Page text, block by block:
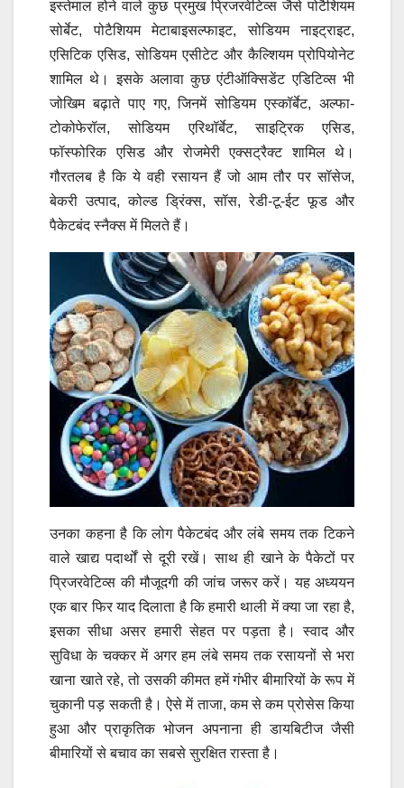
इस्तेमाल होने वाले कुछ प्रमुख प्रिजरवेटिव्स जैसे पोटैशियम
सोर्बेट, पोटैशियम मेटाबाइसल्फाइट, सोडियम नाइट्राइट,
एसिटिक एसिड, सोडियम एसीटेट और कैल्शियम प्रोपियोनेट
शामिल थे। इसके अलावा कुछ एंटीऑक्सिडेंट एडिटिव्स भी
जोखिम बढ़ाते पाए गए, जिनमें सोडियम एस्कॉर्बेट, अल्फा-
टोकोफेरॉल, सोडियम एरिथॉर्बेट, साइट्रिक एसिड,
फॉस्फोरिक एसिड और रोजमेरी एक्सट्रैक्ट शामिल थे।
गौरतलब है कि ये वही रसायन हैं जो आम तौर पर सॉसेज,
बेकरी उत्पाद, कोल्ड ड्रिंक्स, सॉस, रेडी-टू-ईट फूड और
पैकेटबंद स्नैक्स में मिलते हैं।
उनका कहना है कि लोग पैकेटबंद और लंबे समय तक टिकने
वाले खाद्य पदार्थों से दूरी रखें। साथ ही खाने के पैकेटों पर
प्रिजरवेटिव्स की मौजूदगी की जांच जरूर करें। यह अध्ययन
एक बार फिर याद दिलाता है कि हमारी थाली में क्या जा रहा है,
इसका सीधा असर हमारी सेहत पर पड़ता है। स्वाद और
सुविधा के चक्कर में अगर हम लंबे समय तक रसायनों से भरा
खाना खाते रहे, तो उसकी कीमत हमें गंभीर बीमारियों के रूप में
चुकानी पड़ सकती है। ऐसे में ताजा, कम से कम प्रोसेस किया
हुआ और प्राकृतिक भोजन अपनाना ही डायबिटीज जैसी
बीमारियों से बचाव का सबसे सुरक्षित रास्ता है।